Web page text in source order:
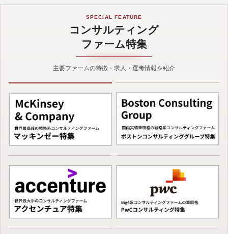
SPECIAL FEATURE
コンサルティング
ファーム特集
主要ファームの特徴・求人・選考情報を紹介